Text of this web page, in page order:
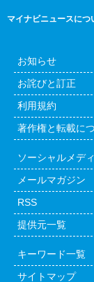
マイナビニュースにつ
お知らせ
お詫びと訂正
利用規約
著作権と転載に
ソーシャルメデ
メールマガジン
RSS
提供元一覧
キーワード一覧
サイトマップ